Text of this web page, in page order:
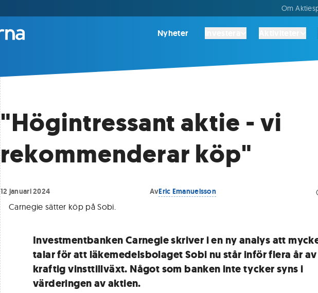
Om
Nyheter
"Högintressant aktie - vi
rekommenderar köp"
12 januari 2024 AvEric Emanuelsson
Carnegie sätter köp på Sobi.
Investmentbanken Carnegie skriver i en ny analys att
talar för att läkemedelsbolaget Sobi nu står inför flera år av
kraftig vinsttillväxt. Något som banken inte tycker syns i
värderingen av aktien.